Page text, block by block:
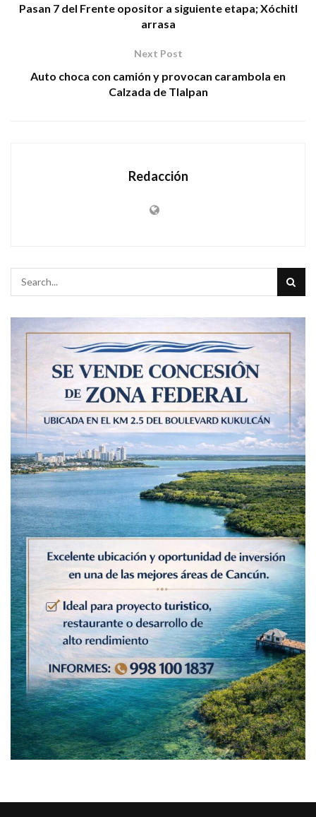
Pasan 7 del Frente opositor a siguiente etapa; Xóchitl
arrasa
Next Post
Auto choca con camión y provocan carambola en
Calzada de Tlalpan
Redacción